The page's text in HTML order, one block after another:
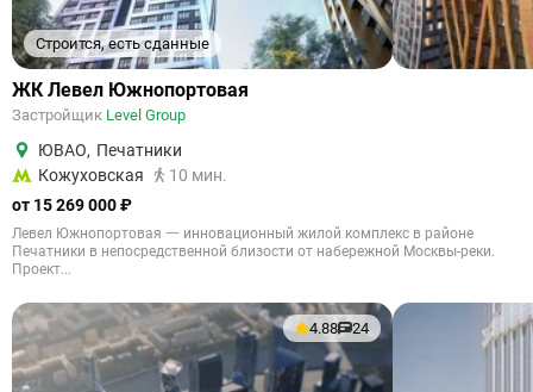
Строится, есть сданные
ЖК Левел Южнопортовая
Застройщик Level Group
ЮВАО, Печатники
Кожуховская
10 мин.
от 15 269 000 ₽
Левел Южнопортовая 一 инновационный жилой комплекс в районе
Печатники в непосредственной близости от набережной Москвы-реки.
Проект...
4.88 24